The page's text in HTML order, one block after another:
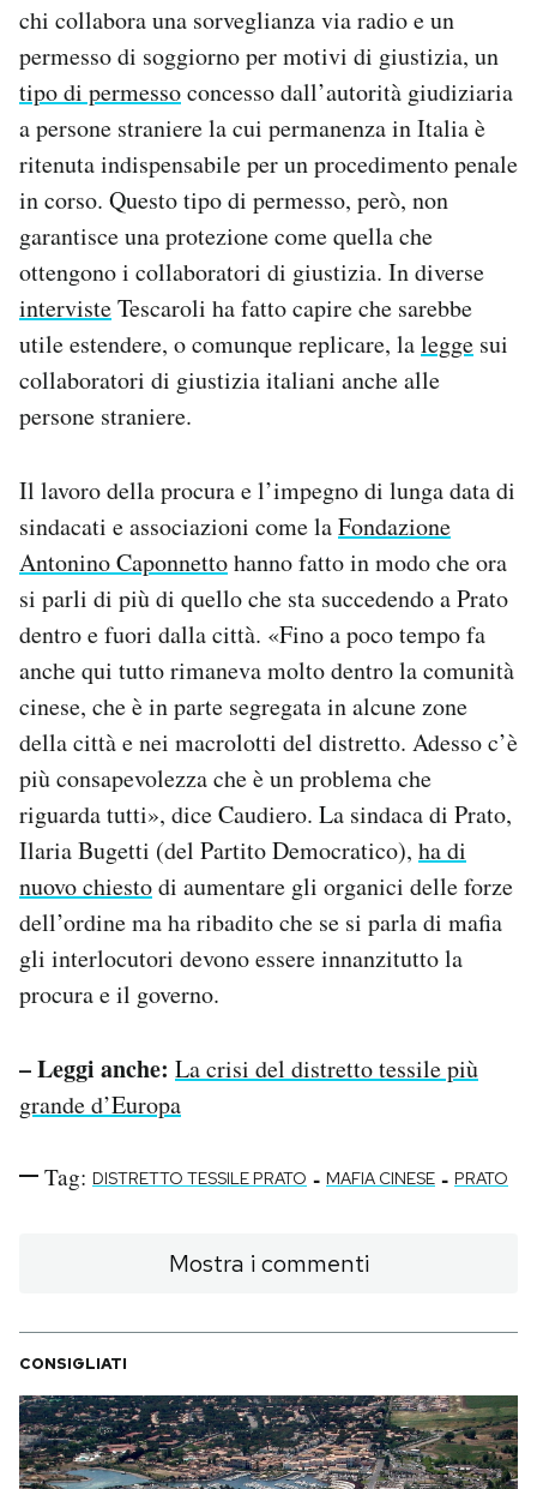
chi collabora una sorveglianza via radio e un
permesso di soggiorno per motivi di giustizia, un
tipo di permessoconcesso dall’autorità giudiziaria
a persone straniere la cui permanenza in Italia è
ritenuta indispensabile per un procedimento penale
in corso. Questo tipo di permesso, però, non
garantisce una protezione come quella che
ottengono i collaboratori di giustizia. In diverse
intervisteTescaroli ha fatto capire che sarebbe
utile estendere, o comunque replicare, lalegge sui
collaboratori di giustizia italiani anche alle
persone straniere.
Il lavoro della procura e l’impegno di lunga data di
sindacati e associazioni come laFondazione
Antonino Caponnettohanno fatto in modo che ora
si parli di più di quello che sta succedendo a Prato
dentro e fuori dalla città. «Fino a poco tempo fa
anche qui tutto rimaneva molto dentro la comunità
cinese, che è in parte segregata in alcune zone
della città e nei macrolotti del distretto. Adesso c’è
più consapevolezza che è un problema che
riguarda tutti», dice Caudiero. La sindaca di Prato,
Ilaria Bugetti (del Partito Democratico), ha di
nuovo chiestodi aumentare gli organici delle forze
dell’ordine ma ha ribadito che se si parla di mafia
gli interlocutori devono essere innanzitutto la
procura e il governo.
– Leggi anche: La crisi del distretto tessile più
grande d’Europa
Tag: DISTRETTO TESSILE PRATO - MAFIA CINESE - PRATO
Mostra i commenti
CONSIGLIATI